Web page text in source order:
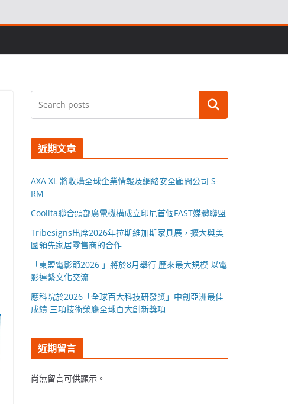
搜尋
近期文章
AXA XL 將收購全球企業情報及網絡安全顧問公司 S-
RM
Coolita聯合頭部廣電機構成立印尼首個FAST媒體聯盟
Tribesigns出席2026年拉斯維加斯家具展，擴大與美
國領先家居零售商的合作
「東盟電影節2026 」將於8月舉行 歷來最大規模 以電
影連繫文化交流
應科院於2026「全球百大科技研發獎」中創亞洲最佳
成績 三項技術榮膺全球百大創新獎項
近期留言
尚無留言可供顯示。